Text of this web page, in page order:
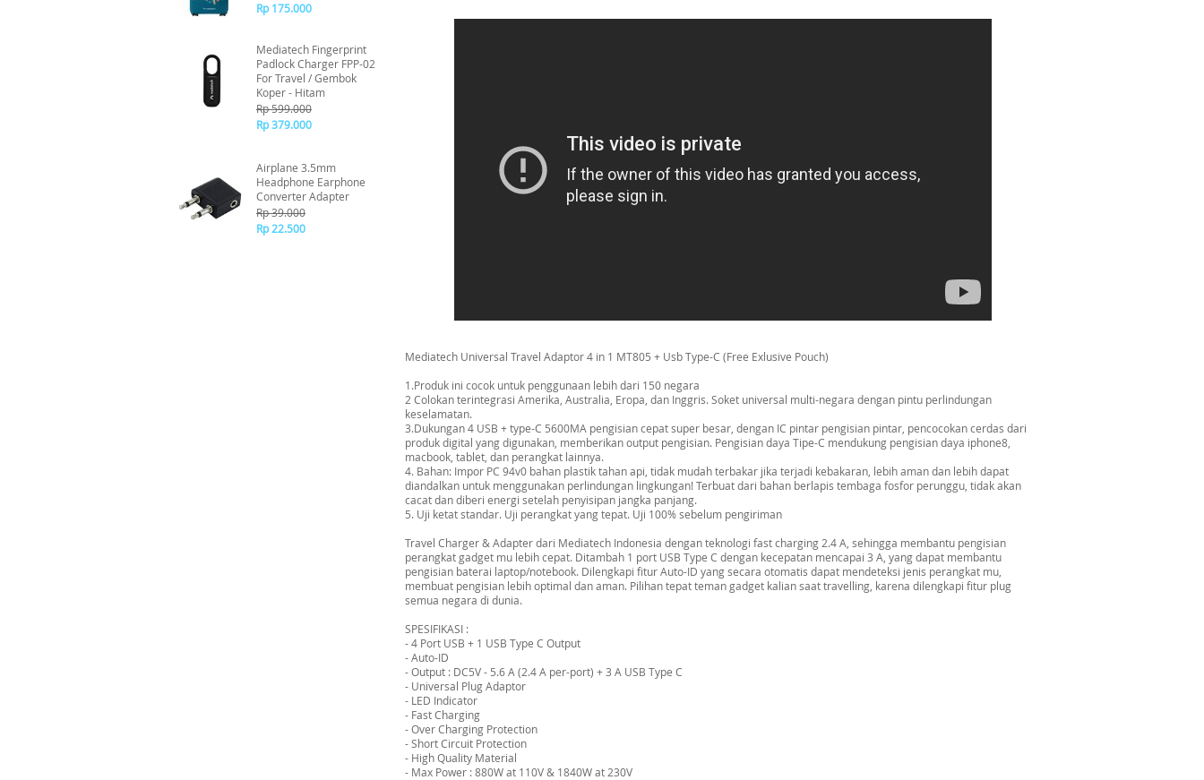
Rp 175.000
Mediatech Fingerprint
Padlock Charger FPP-02
For Travel / Gembok
Koper - Hitam
Rp 599.000
Rp 379.000
Airplane 3.5mm
Headphone Earphone
Converter Adapter
Rp 39.000
Rp 22.500
Mediatech Universal Travel Adaptor 4 in 1 MT805 + Usb Type-C (Free Exlusive Pouch)
1.Produk ini cocok untuk penggunaan lebih dari 150 negara
2 Colokan terintegrasi Amerika, Australia, Eropa, dan Inggris. Soket universal multi-negara dengan pintu perlindungan
keselamatan.
3.Dukungan 4 USB + type-C 5600MA pengisian cepat super besar, dengan IC pintar pengisian pintar, pencocokan cerdas dari
produk digital yang digunakan, memberikan output pengisian. Pengisian daya Tipe-C mendukung pengisian daya iphone8,
macbook, tablet, dan perangkat lainnya.
4. Bahan: Impor PC 94v0 bahan plastik tahan api, tidak mudah terbakar jika terjadi kebakaran, lebih aman dan lebih dapat
diandalkan untuk menggunakan perlindungan lingkungan! Terbuat dari bahan berlapis tembaga fosfor perunggu, tidak akan
cacat dan diberi energi setelah penyisipan jangka panjang.
5. Uji ketat standar. Uji perangkat yang tepat. Uji 100% sebelum pengiriman
Travel Charger & Adapter dari Mediatech Indonesia dengan teknologi fast charging 2.4 A, sehingga membantu pengisian
perangkat gadget mu lebih cepat. Ditambah 1 port USB Type C dengan kecepatan mencapai 3 A, yang dapat membantu
pengisian baterai laptop/notebook. Dilengkapi fitur Auto-ID yang secara otomatis dapat mendeteksi jenis perangkat mu,
membuat pengisian lebih optimal dan aman. Pilihan tepat teman gadget kalian saat travelling, karena dilengkapi fitur plug
semua negara di dunia.
SPESIFIKASI :
- 4 Port USB + 1 USB Type C Output
- Auto-ID
- Output : DC5V - 5.6 A (2.4 A per-port) + 3 A USB Type C
- Universal Plug Adaptor
- LED Indicator
- Fast Charging
- Over Charging Protection
- Short Circuit Protection
- High Quality Material
- Max Power : 880W at 110V & 1840W at 230V